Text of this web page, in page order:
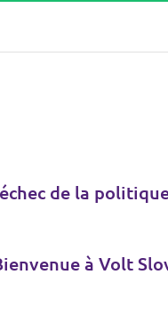
de la
à Volt